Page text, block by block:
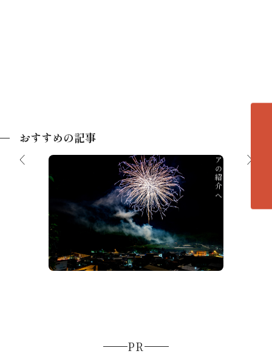
おすすめの記事
【2026夏】飛騨高山の花火大会＆夏祭
り
各エリアの紹介へ
PR